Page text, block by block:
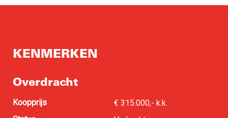
KENMERKEN
Overdracht
Koopprijs
€ 315.000,- k.k.